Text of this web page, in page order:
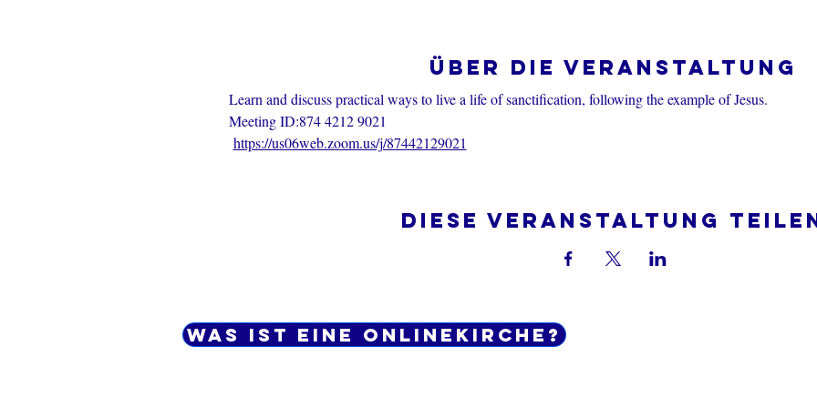
Über die Veranstaltung
Learn and discuss practical ways to live a life of sanctification, following the example of Jesus.
Meeting ID:874 4212 9021
https://us06web.zoom.us/j/87442129021
Diese Veranstaltung
Was ist eine Onlinekirche?